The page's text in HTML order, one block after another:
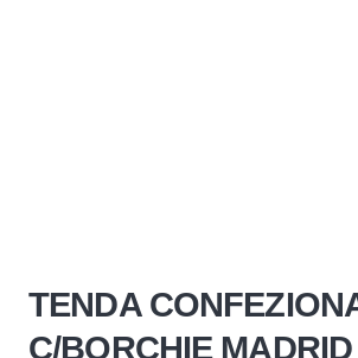
TENDA
C/BORCHIE